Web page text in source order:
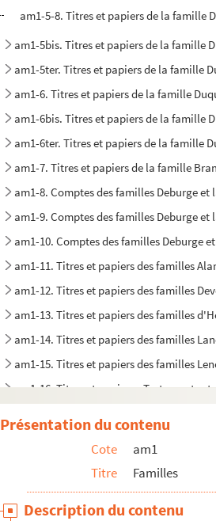
am1-5-8. Titres et papiers de la famille
am1-5bis. Titres et papiers de la famille
am1-5ter. Titres et papiers de la famille
am1-6. Titres et papiers de la famille
am1-6bis. Titres et papiers de la famille
am1-6ter. Titres et papiers de la famille
am1-7. Titres et papiers de la famille
am1-8. Comptes des familles Deburge et
am1-9. Comptes des familles Deburge et
am1-10. Comptes des familles Deburge
am1-11. Titres et papiers des familles
am1-12. Titres et papiers des familles
am1-13. Titres et papiers des familles
am1-14. Titres et papiers des familles
am1-15. Titres et papiers des familles
am1-16. Titres et papiers - Testaments
am2. Communes par ordre alphabétique
am3. Archives de Lille
am4. Lille et autres villes
Présentation du contenu
Cote
am1
Titre
Familles
Description du contenu